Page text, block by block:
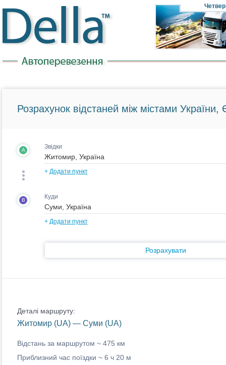
Четвер
Розрахунок відстаней між містами України,
A Звідки
+ Додати пункт
B Куди
+ Додати пункт
Розрахувати
Деталі маршруту:
Житомир (UA) — Суми (UA)
Відстань за маршрутом ~ 475 км
Приблизний час поїздки ~ 6 ч 20 м